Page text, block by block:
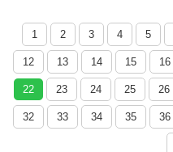
1 2 3 4 5
12 13 14 15 16
22 23 24 25 26
32 33 34 35 36